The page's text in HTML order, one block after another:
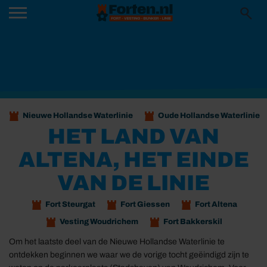
Nieuwe Hollandse Waterlinie Oude Hollandse Waterlinie
HET LAND VAN
ALTENA, HET EINDE
VAN DE LINIE
Fort Steurgat Fort Giessen Fort Altena
Vesting Woudrichem Fort Bakkerskil
Om het laatste deel van de Nieuwe Hollandse Waterlinie te
ontdekken beginnen we waar we de vorige tocht geëindigd zijn te